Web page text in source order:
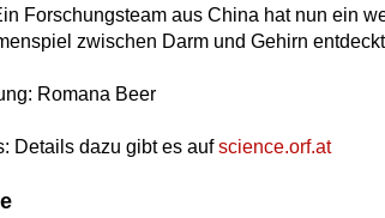
Forschungsteam aus China hat nun ein
zwischen Darm und Gehirn
Romana Beer
Details dazu gibt es aufscience.orf.at